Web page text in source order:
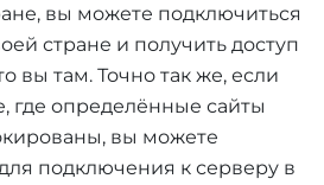
вы можете подключиться
стране и получить доступ
вы там. Точно так же, если
где определённые сайты
вы можете
подключения к серверу в